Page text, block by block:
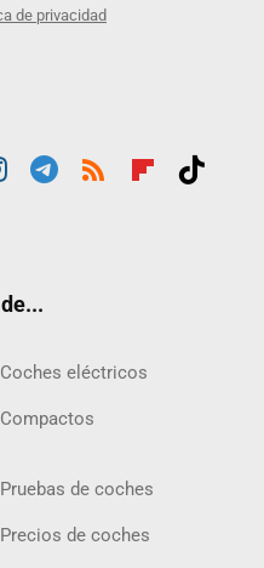
de privacidad
Coches eléctricos
Compactos
Pruebas de coches
Precios de coches